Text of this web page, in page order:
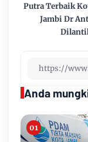
Putra Terbaik
Jambi Dr
Anda